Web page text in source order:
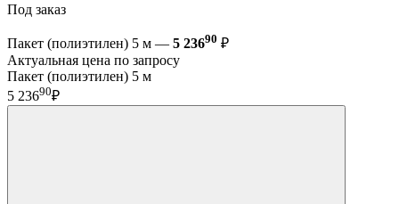
Под заказ
Пакет (полиэтилен) 5 м — 5 23690 ₽
Актуальная цена по запросу
Пакет (полиэтилен) 5 м
5 23690₽